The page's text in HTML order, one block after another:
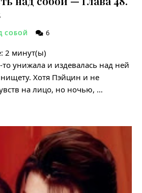
СОБОЙ 6
2 минут(ы)
то унижала и издевалась над ней
нищету. Хотя Пэйцин и не
на лицо, но ночью, …